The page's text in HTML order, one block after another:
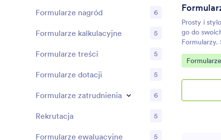
Prosty i
go do
Formularzy.
urządzeń
podpisu.
Go to
Formularze nagród 6
Formularze kalkulacyjne 5
Formularze treści 5
Formularze dotacji 5
Formularze zatrudnienia 6
Rekrutacja 5
Formularze ewaluacyjne 5